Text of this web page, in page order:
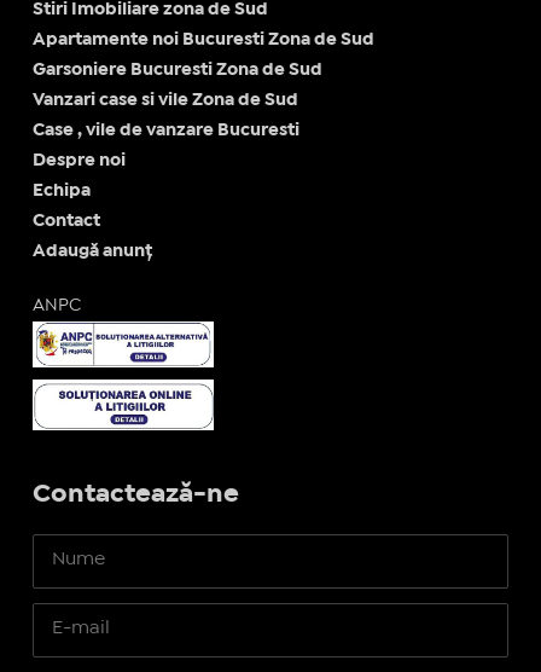
Stiri Imobiliare zona de Sud
Apartamente noi Bucuresti Zona de Sud
Garsoniere Bucuresti Zona de Sud
Vanzari case si vile Zona de Sud
Case , vile de vanzare Bucuresti
Despre noi
Echipa
Contact
Adaugă anunț
ANPC
Contactează-ne